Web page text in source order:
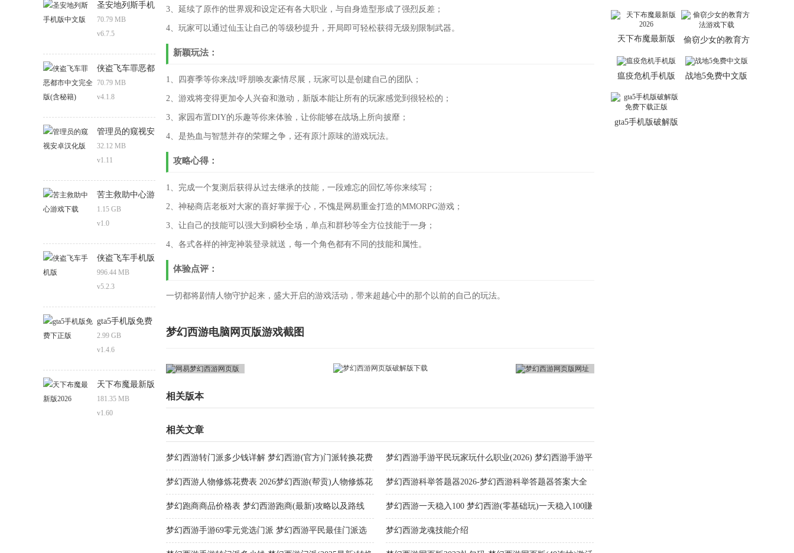
圣安地列斯手机
版中文版
70.79 MB
v6.7.5
侠盗飞车罪恶都
市中文完全版
(含秘籍)
70.79 MB
v4.1.8
管理员的窥视安
卓汉化版
32.12 MB
v1.11
苦主救助中心游
戏下载
1.15 GB
v1.0
侠盗飞车手机版
996.44 MB
v5.2.3
gta5手机版免费
下正版
2.99 GB
v1.4.6
天下布魔最新版
2026
181.35 MB
v1.60
3、延续了原作的世界观和设定还有各大职业，与自身造型形成了强烈反差；
4、玩家可以通过仙玉让自己的等级秒提升，开局即可轻松获得无级别限制武器。
新颖玩法：
1、四赛季等你来战!呼朋唤友豪情尽展，玩家可以是创建自己的团队；
2、游戏将变得更加令人兴奋和激动，新版本能让所有的玩家感觉到很轻松的；
3、家园布置DIY的乐趣等你来体验，让你能够在战场上所向披靡；
4、是热血与智慧并存的荣耀之争，还有原汁原味的游戏玩法。
攻略心得：
1、完成一个复测后获得从过去继承的技能，一段难忘的回忆等你来续写；
2、神秘商店老板对大家的喜好掌握于心，不愧是网易重金打造的MMORPG游戏；
3、让自己的技能可以强大到瞬秒全场，单点和群秒等全方位技能于一身；
4、各式各样的神宠神装登录就送，每一个角色都有不同的技能和属性。
体验点评：
一切都将剧情人物守护起来，盛大开启的游戏活动，带来超越心中的那个以前的自己的玩法。
梦幻西游电脑网页版游戏截图
相关版本
相关文章
梦幻西游转门派多少钱详解 梦幻西游(官方)门派转换花费
详解
梦幻西游手游平民玩家玩什么职业(2026) 梦幻西游手游平
民(不充钱)最强职业推荐
梦幻西游人物修炼花费表 2026梦幻西游(帮贡)人物修炼花
费表
梦幻西游科举答题器2026-梦幻西游科举答题器答案大全
最新汇总
梦幻跑商商品价格表 梦幻西游跑商(最新)攻略以及路线 梦幻西游一天稳入100 梦幻西游(零基础玩)一天稳入100賺
錢方法
梦幻西游手游69零元党选门派 梦幻西游平民最佳门派选 梦幻西游龙魂技能介绍
天下布魔最新版
偷窃少女的教育方
瘟疫危机手机版 战地5免费中文版
gta5手机版破解版